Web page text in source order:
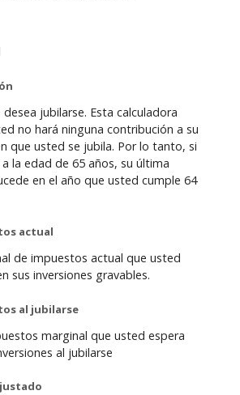
desea jubilarse. Esta calculadora
no hará ninguna contribución a su
que usted se jubila. Por lo tanto, si
la edad de 65 años, su última
en el año que usted cumple 64
actual
de impuestos actual que usted
sus inversiones gravables.
al jubilarse
marginal que usted espera
al jubilarse